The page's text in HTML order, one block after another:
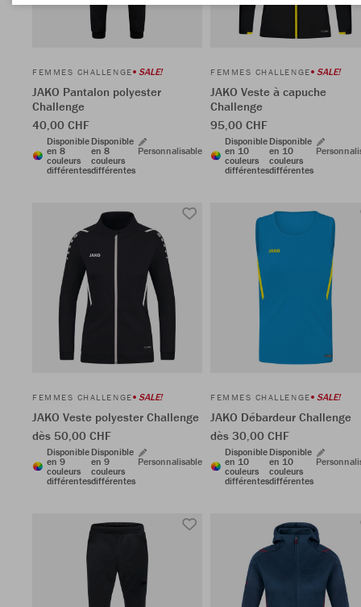
FEMMES CHALLENGE SALE!
JAKO Pantalon polyester
Challenge
40,00 CHF
Disponible
en 8
couleurs
différentes
Disponible
en 8
couleurs
différentes
Personnalisable
FEMMES CHALLENGE SALE!
JAKO Veste à capuche
Challenge
95,00 CHF
Disponible
en 10
couleurs
différentes
Disponible
en 10
couleurs
différentes
FEMMES CHALLENGE SALE!
JAKO Veste polyester Challenge
dès 50,00 CHF
Disponible
en 9
couleurs
différentes
Disponible
en 9
couleurs
différentes
Personnalisable
FEMMES CHALLENGE SALE!
JAKO Débardeur Challenge
dès 30,00 CHF
Disponible
en 10
couleurs
différentes
Disponible
en 10
couleurs
différentes